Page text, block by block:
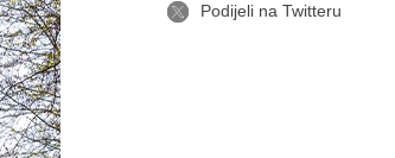
Podijeli na Twitteru